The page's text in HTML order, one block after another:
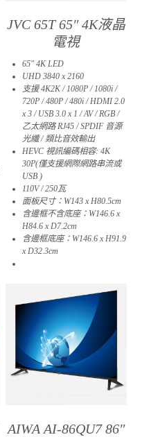
JVC 65T 65″ 4K液晶
電視
65″ 4K LED
UHD 3840 x 2160
支援 4K2K / 1080P / 1080i /
720P / 480P / 480i / HDMI 2.0
x 3 / USB 3.0 x 1 / AV / RGB /
乙太網路 RJ45 / SPDIF 音源
光纖 / 類比音效輸出
HEVC 視訊編碼相容: 4K
30P(僅支援網際網路串流或
USB )
110V / 250瓦
面板尺寸：W143 x H80.5cm
含邊框不含底座：W146.6 x
H84.6 x D7.2cm​
含邊框底座：W146.6 x H91.9
x D32.3cm​
AIWA AI-86QU7 86″